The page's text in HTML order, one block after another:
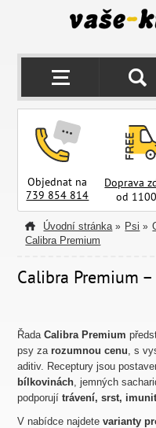
Objednat na
739 854 814
Doprava
od
Úvodní stránka » Psi »
Calibra Premium
Calibra Premium
ŘadaCalibra Premium
psy zarozumnou cenu, s
aditiv. Receptury jsou
bílkovinách, jemných
podporujítrávení, srst,
V nabídce najdetevarianty